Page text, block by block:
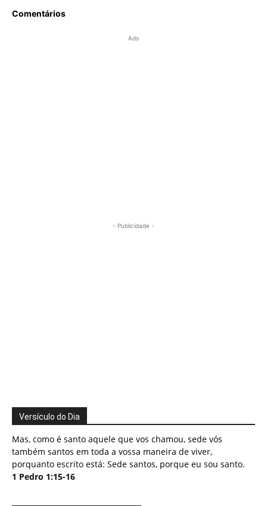
Comentários
Ads
- Publicidade -
Versículo do Dia
Mas, como é santo aquele que vos chamou, sede vós
também santos em toda a vossa maneira de viver,
porquanto escrito está: Sede santos, porque eu sou santo.
1 Pedro 1:15-16